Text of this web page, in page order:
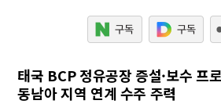
태국 BCP 정유공장 증설·보수 프
동남아 지역 연계 수주 주력